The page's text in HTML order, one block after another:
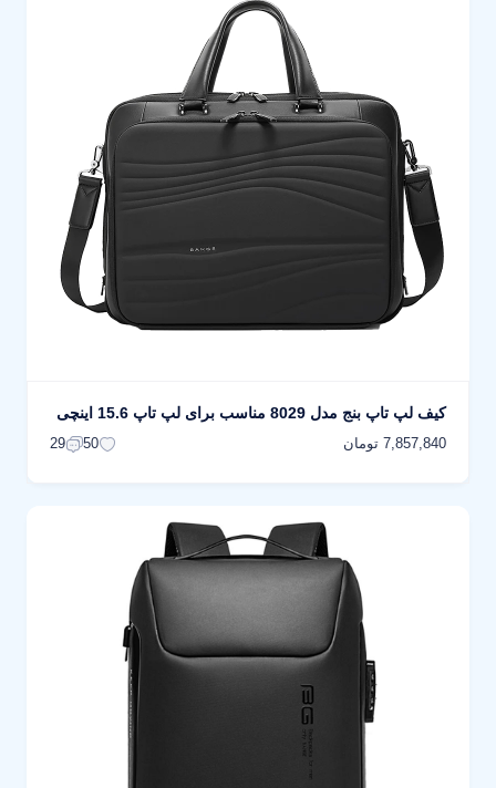
کیف لپ تاپ بنج مدل 8029 مناسب برای لپ تاپ 15.6 اینچی
7,857,840 تومان 50
29